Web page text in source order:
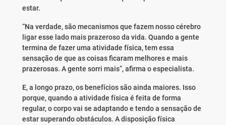
estar.
“Na verdade, são mecanismos que fazem nosso cérebro
ligar esse lado mais prazeroso da vida. Quando a gente
termina de fazer uma atividade física, tem essa
sensação de que as coisas ficaram melhores e mais
prazerosas. A gente sorri mais”, afirma o especialista.
E, a longo prazo, os benefícios são ainda maiores. Isso
porque, quando a atividade física é feita de forma
regular, o corpo vai se adaptando e tendo a sensação de
estar superando obstáculos. A disposição física